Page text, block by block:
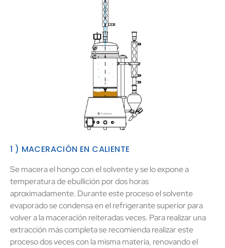
1 ) MACERACIÓN EN CALIENTE
Se macera el hongo con el solvente y se lo expone a
temperatura de ebullición por dos horas
aproximadamente. Durante este proceso el solvente
evaporado se condensa en el refrigerante superior para
volver a la maceración reiteradas veces. Para realizar una
extracción más completa se recomienda realizar este
proceso dos veces con la misma materia, renovando el